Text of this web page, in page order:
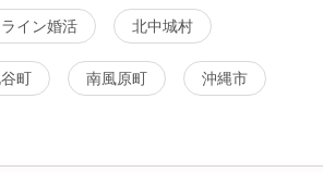
イン婚活 北中城村
町 南風原町 沖縄市